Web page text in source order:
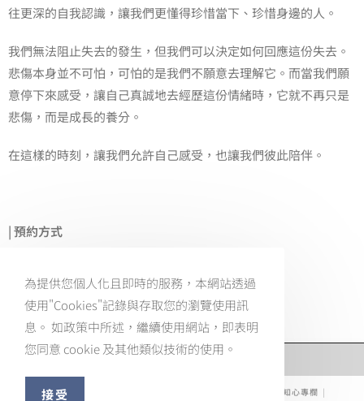
往更深的自我認識，讓我們更懂得珍惜當下、珍惜身邊的人。
我們無法阻止失去的發生，但我們可以決定如何回應這份失去。
悲傷本身並不可怕，可怕的是我們不願意去理解它。而當我們願
意停下來感受，讓自己真誠地去經歷這份情緒時，它就不再只是
悲傷，而是成長的養分。
在這樣的時刻，讓我們允許自己感受，也讓我們彼此陪伴。
| 預約方式
・電話預約：0966-216-656
知心首頁
知心專欄
為提供您個人化且即時的服務，本網站透過
使用"Cookies"記錄與存取您的瀏覽使用訊
息。 如政策中所述，繼續使用網站，即表明
您同意 cookie 及其他類似技術的使用。
接受